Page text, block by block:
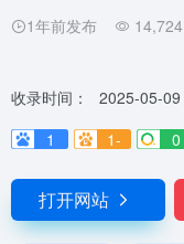
1年前发布 14,724
收录时间：
2025-05-09
1
1- 0
打开网站